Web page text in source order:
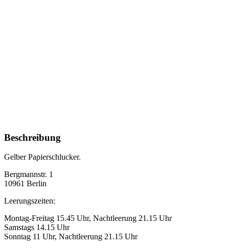
Beschreibung
Gelber Papierschlucker.
Bergmannstr. 1
10961 Berlin
Leerungszeiten:
Montag-Freitag 15.45 Uhr, Nachtleerung 21.15 Uhr
Samstags 14.15 Uhr
Sonntag 11 Uhr, Nachtleerung 21.15 Uhr